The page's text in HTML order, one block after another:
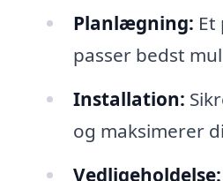
Planlægning:
passer bedst
Installation:
og maksimerer
Vedligeholdelse: